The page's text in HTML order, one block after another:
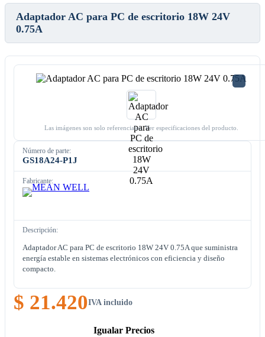
Adaptador AC para PC de escritorio 18W 24V
0.75A
Las imágenes son solo referenciales. Ver especificaciones del producto.
Número de parte:
GS18A24-P1J
Fabricante:
Descripción:
Adaptador AC para PC de escritorio 18W 24V 0.75A que suministra
energía estable en sistemas electrónicos con eficiencia y diseño
compacto.
$ 21.420IVA incluido
Igualar Precios